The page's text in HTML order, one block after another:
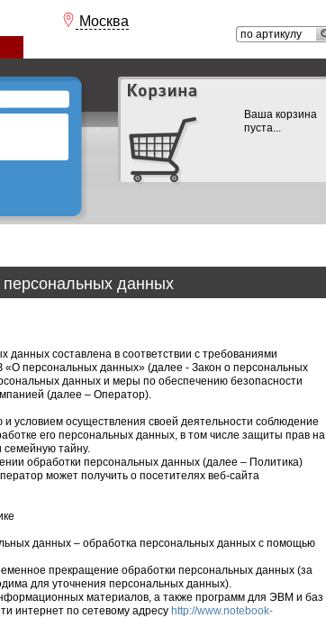
Москва
Ваша корзина
пуста...
составлена в соответствии с требованиями
персональных данных» (далее - Закон о персональных
данных и меры по обеспечению безопасности
(далее – Оператор).
условием осуществления своей деятельности соблюдение
его персональных данных, в том числе защиты прав на
семейную тайну.
обработки персональных данных (далее – Политика)
может получить о посетителях веб-сайта
данных – обработка персональных данных с помощью
прекращение обработки персональных данных (за
для уточнения персональных данных).
материалов, а также программ для ЭВМ и баз
интернет по сетевому адресу http://www.notebook-
данных